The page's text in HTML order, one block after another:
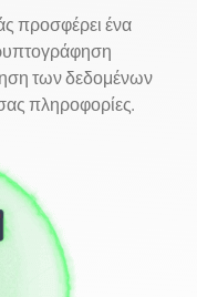
προσφέρει ένα
των δεδομένων
πληροφορίες.